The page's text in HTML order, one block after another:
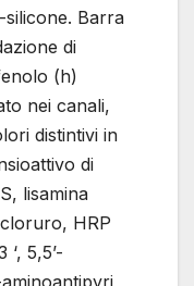
silicone. Barra
di
(h)
nei canali,
distintivi in
di
lisamina
HRP
5,5’-